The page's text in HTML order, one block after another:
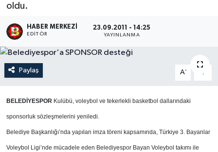
oldu.
HABER MERKEZI
EDITÖR
23.09.2011 - 14:25
YAYINLANMA
Paylaş A- A
BELEDİYESPORKulübü, voleybol ve tekerlekli basketbol dallarındaki
sponsorluk sözleşmelerini yeniledi.
Belediye Başkanlığı’nda yapılan imza töreni kapsamında, Türkiye 3. Bayanlar
Voleybol Ligi’nde mücadele eden Belediyespor Bayan Voleybol takımı ile